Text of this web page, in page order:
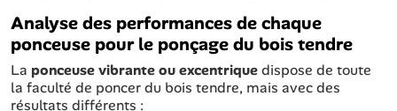
Analyse des performances de chaque
ponceuse pour le ponçage du bois tendre
La ponceuse vibrante ou excentriquedispose de toute
la faculté de poncer du bois tendre, mais avec des
résultats différents :